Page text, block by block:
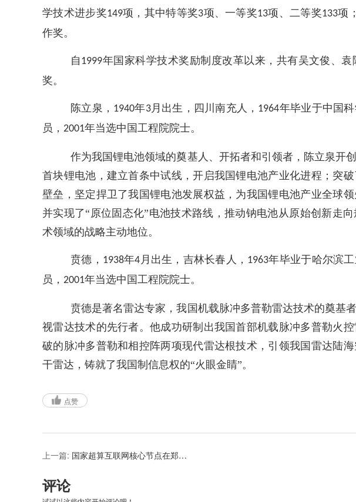
学技术进步奖149项，其中特等奖3项、一等奖13项、二等奖133项
作奖。
自 1999年国家科学技术奖励制度改革以来，共有吴文俊、袁
奖。
陈立泉， 1940年3月出生，四川南充人， 1964年毕业于中国
员， 2001年当选中国工程院院士。
作为我国锂电池领域的奠基人、开拓者和引领者，陈立泉开
首块锂电池，建立首条中试线，开启我国锂电池产业化进程；突
壁垒，坚定捍卫了我国锂电池发展权益，为我国锂电池产业全球
并实现了“原位固态化”电池技术路线，推动钠电池从原始创新走
术领域的战略主动地位。
贲德， 1938年4 月出生，吉林长春人， 1963年毕业于哈尔滨
员， 2001年当选中国工程院院士。
贲德是著名雷达专家，我国机载脉冲多普勒雷达技术的奠基
视雷达技术的先行者。他成功研制出我国首部机载脉冲多普勒火
破的脉冲多普勒和相控阵两项现代雷达根技术，引领我国雷达陆
干雷达，铸就了我国制信息权的“火眼金睛”。
点赞
上一篇: 国家超算互联网核心节点在郑州正式上线运行
评论